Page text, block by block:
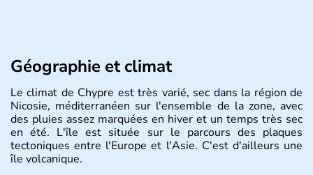
Géographie et climat
Le climat de Chypre est très varié, sec dans la région de
Nicosie, méditerranéen sur l'ensemble de la zone, avec
des pluies assez marquées en hiver et un temps très sec
en été. L'île est située sur le parcours des plaques
tectoniques entre l'Europe et l'Asie. C'est d'ailleurs une
île volcanique.